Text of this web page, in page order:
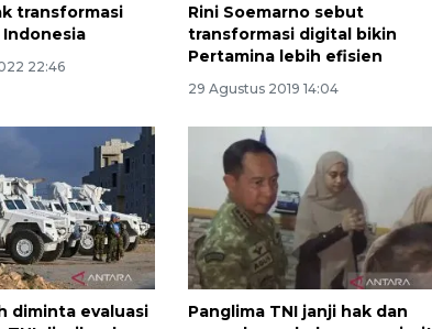
transformasi
22:46
Rini Soemarno sebut
transformasi digital bikin
Pertamina lebih efisien
29 Agustus 2019 14:04
diminta evaluasi
Panglima TNI janji hak dan